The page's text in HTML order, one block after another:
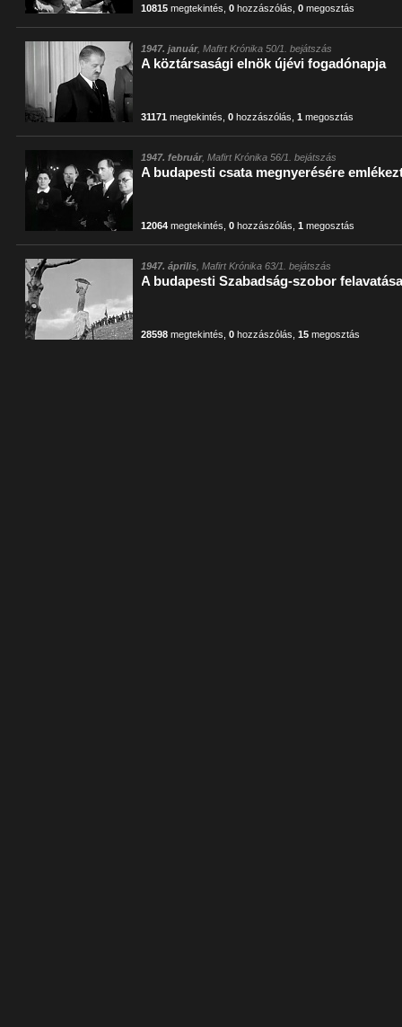
10815 megtekintés ,0 hozzászólás ,0 megosztás
1947. január, Mafirt Krónika 50/1. bejátszás
A köztársasági elnök újévi fogadónapja
31171 megtekintés ,0 hozzászólás ,1 megosztás
1947. február, Mafirt Krónika 56/1. bejátszás
A budapesti csata megnyerésére
12064 megtekintés ,0 hozzászólás ,1 megosztás
1947. április , Mafirt Krónika 63/1. bejátszás
A budapesti Szabadság-szobor
28598 megtekintés ,0 hozzászólás ,15 megosztás